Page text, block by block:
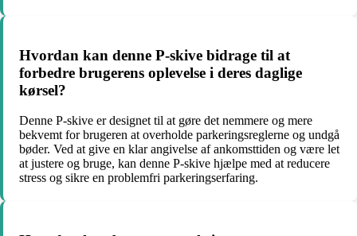
Hvordan kan denne P-skive bidrage til at
forbedre brugerens oplevelse i deres daglige
kørsel?
Denne P-skive er designet til at gøre det nemmere og mere
bekvemt for brugeren at overholde parkeringsreglerne og undgå
bøder. Ved at give en klar angivelse af ankomsttiden og være let
at justere og bruge, kan denne P-skive hjælpe med at reducere
stress og sikre en problemfri parkeringserfaring.